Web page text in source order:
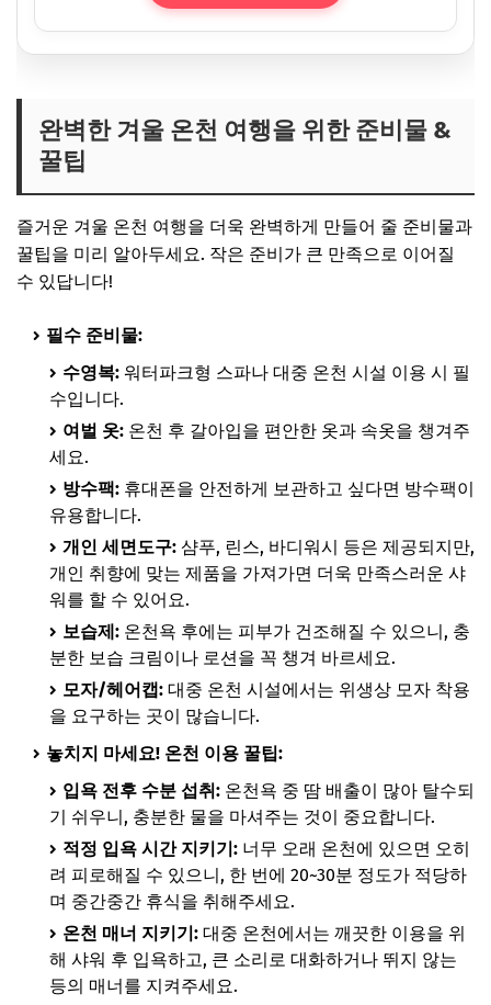
완벽한 겨울 온천 여행을 위한 준비물 &
꿀팁
즐거운 겨울 온천 여행을 더욱 완벽하게 만들어 줄 준비물과
꿀팁을 미리 알아두세요. 작은 준비가 큰 만족으로 이어질
수 있답니다!
필수 준비물:
수영복: 워터파크형 스파나 대중 온천 시설 이용 시 필
수입니다.
여벌 옷: 온천 후 갈아입을 편안한 옷과 속옷을 챙겨주
세요.
방수팩: 휴대폰을 안전하게 보관하고 싶다면 방수팩이
유용합니다.
개인 세면도구: 샴푸, 린스, 바디워시 등은 제공되지만,
개인 취향에 맞는 제품을 가져가면 더욱 만족스러운 샤
워를 할 수 있어요.
보습제: 온천욕 후에는 피부가 건조해질 수 있으니, 충
분한 보습 크림이나 로션을 꼭 챙겨 바르세요.
모자/헤어캡: 대중 온천 시설에서는 위생상 모자 착용
을 요구하는 곳이 많습니다.
놓치지 마세요! 온천 이용 꿀팁:
입욕 전후 수분 섭취: 온천욕 중 땀 배출이 많아 탈수되
기 쉬우니, 충분한 물을 마셔주는 것이 중요합니다.
적정 입욕 시간 지키기: 너무 오래 온천에 있으면 오히
려 피로해질 수 있으니, 한 번에 20~30분 정도가 적당하
며 중간중간 휴식을 취해주세요.
온천 매너 지키기: 대중 온천에서는 깨끗한 이용을 위
해 샤워 후 입욕하고, 큰 소리로 대화하거나 뛰지 않는
등의 매너를 지켜주세요.